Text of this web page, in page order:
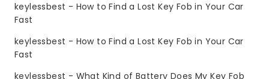
keylessbest - How to Find a Lost Key Fob in Your Car
Fast
keylessbest - How to Find a Lost Key Fob in Your Car
Fast
keylessbest - What Kind of Battery Does My Key Fob